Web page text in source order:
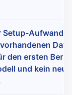
Setup-Aufwand,
den ersten
und kein